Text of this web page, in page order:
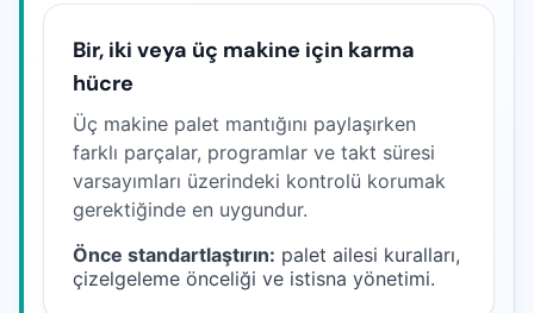
Bir, iki veya üç makine için karma
hücre
Üç makine palet mantığını paylaşırken
farklı parçalar, programlar ve takt süresi
varsayımları üzerindeki kontrolü korumak
gerektiğinde en uygundur.
Önce standartlaştırın: palet ailesi kuralları,
çizelgeleme önceliği ve istisna yönetimi.